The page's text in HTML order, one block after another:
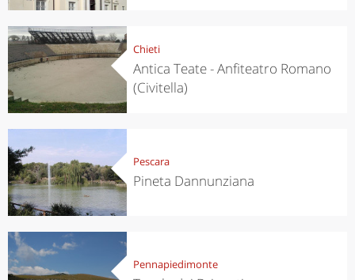
Chieti
Antica Teate - Anfiteatro Romano
(Civitella)
Pescara
Pineta Dannunziana
Pennapiedimonte